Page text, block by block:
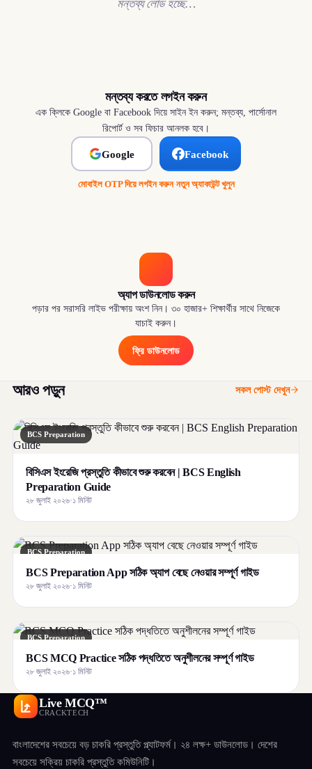
মন্তব্য লোড হচ্ছে…
মন্তব্য করতে লগইন করুন
এক ক্লিকে Google বা Facebook দিয়ে সাইন ইন করুন; মন্তব্য, পার্সোনাল
রিপোর্ট ও সব ফিচার আনলক হবে।
Google Facebook
মোবাইল OTP দিয়ে লগইন করুন·নতুন অ্যাকাউন্ট খুলুন
অ্যাপ ডাউনলোড করুন
পড়ার পর সরাসরি লাইভ পরীক্ষায় অংশ নিন। ৩০ হাজার+ শিক্ষার্থীর সাথে নিজেকে
যাচাই করুন।
ফ্রি ডাউনলোড
আরও পড়ুন সকল পোস্ট দেখুন
BCS Preparation
বিসিএস ইংরেজি প্রস্তুতি কীভাবে শুরু করবেন | BCS English
Preparation Guide
২৮ জুলাই ২০২৬·১ মিনিট
BCS Preparation
BCS Preparation App সঠিক অ্যাপ বেছে নেওয়ার সম্পূর্ণ গাইড
২৮ জুলাই ২০২৬·১ মিনিট
BCS Preparation
BCS MCQ Practice সঠিক পদ্ধতিতে অনুশীলনের সম্পূর্ণ গাইড
২৮ জুলাই ২০২৬·১ মিনিট
Live MCQ™
CRACKTECH
বাংলাদেশের সবচেয়ে বড় চাকরি প্রস্তুতি প্ল্যাটফর্ম। ২৪ লক্ষ+ ডাউনলোড। দেশের
সবচেয়ে সক্রিয় চাকরি প্রস্তুতি কমিউনিটি।